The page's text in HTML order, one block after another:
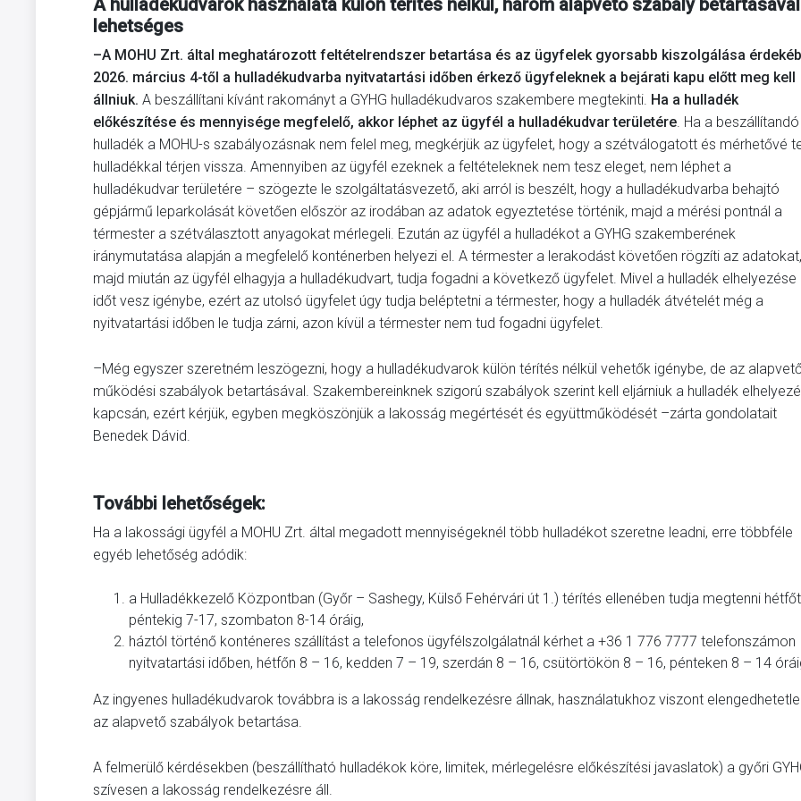
A hulladékudvarok használata külön térítés nélkül, három alapvető szabály betartásával
lehetséges
–A MOHU Zrt. által meghatározott feltételrendszer betartása és az ügyfelek gyorsabb kiszolgálása
2026. március 4-től a hulladékudvarba nyitvatartási időben érkező ügyfeleknek a bejárati kapu előtt meg kell
állniuk. A beszállítani kívánt rakományt a GYHG hulladékudvaros szakembere megtekinti. Ha a hulladék
előkészítése és mennyisége megfelelő, akkor léphet az ügyfél a hulladékudvar területére. Ha a beszállítandó
hulladék a MOHU-s szabályozásnak nem felel meg, megkérjük az ügyfelet, hogy a szétválogatott és mérhetővé
hulladékkal térjen vissza. Amennyiben az ügyfél ezeknek a feltételeknek nem tesz eleget, nem léphet a
hulladékudvar területére – szögezte le szolgáltatásvezető, aki arról is beszélt, hogy a hulladékudvarba behajtó
gépjármű leparkolását követően először az irodában az adatok egyeztetése történik, majd a mérési pontnál a
térmester a szétválasztott anyagokat mérlegeli. Ezután az ügyfél a hulladékot a GYHG szakemberének
iránymutatása alapján a megfelelő konténerben helyezi el. A térmester a lerakodást követően rögzíti az adatokat,
majd miután az ügyfél elhagyja a hulladékudvart, tudja fogadni a következő ügyfelet. Mivel a hulladék elhelyezése
időt vesz igénybe, ezért az utolsó ügyfelet úgy tudja beléptetni a térmester, hogy a hulladék átvételét még a
nyitvatartási időben le tudja zárni, azon kívül a térmester nem tud fogadni ügyfelet.
–Még egyszer szeretném leszögezni, hogy a hulladékudvarok külön térítés nélkül vehetők igénybe, de az
működési szabályok betartásával. Szakembereinknek szigorú szabályok szerint kell eljárniuk a hulladék
kapcsán, ezért kérjük, egyben megköszönjük a lakosság megértését és együttműködését –zárta gondolatait
Benedek Dávid.
További lehetőségek:
Ha a lakossági ügyfél a MOHU Zrt. által megadott mennyiségeknél több hulladékot szeretne leadni, erre többféle
egyéb lehetőség adódik:
a Hulladékkezelő Központban (Győr – Sashegy, Külső Fehérvári út 1.) térítés ellenében tudja megtenni
péntekig 7-17, szombaton 8-14 óráig,
háztól történő konténeres szállítást a telefonos ügyfélszolgálatnál kérhet a +36 1 776 7777 telefonszámon
nyitvatartási időben, hétfőn 8 – 16, kedden 7 – 19, szerdán 8 – 16, csütörtökön 8 – 16, pénteken 8 – 14
Az ingyenes hulladékudvarok továbbra is a lakosság rendelkezésre állnak, használatukhoz viszont
az alapvető szabályok betartása.
A felmerülő kérdésekben (beszállítható hulladékok köre, limitek, mérlegelésre előkészítési javaslatok) a győri
szívesen a lakosság rendelkezésre áll.